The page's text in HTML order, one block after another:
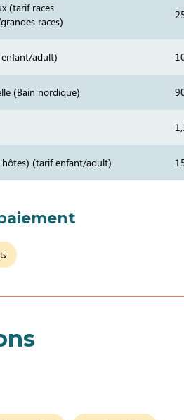
(tarif races
races)
adult)
(Bain nordique)
(tarif enfant/adult)